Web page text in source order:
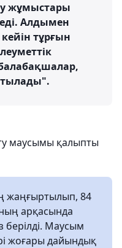
жұмыстары
Алдымен
тұрғын
маусымы қалыпты
жаңғыртылып, 84
арқасында
берілді. Маусым
жоғары дайындық